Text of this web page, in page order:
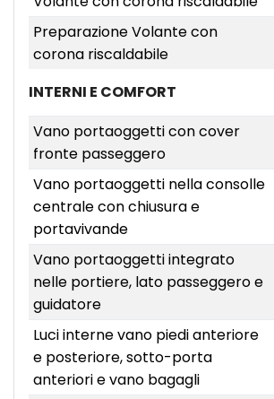
Preparazione Volante con
corona riscaldabile
INTERNI E COMFORT
Vano portaoggetti con cover
fronte passeggero
Vano portaoggetti nella consolle
centrale con chiusura e
portavivande
Vano portaoggetti integrato
nelle portiere, lato passeggero e
guidatore
Luci interne vano piedi anteriore
e posteriore, sotto-porta
anteriori e vano bagagli